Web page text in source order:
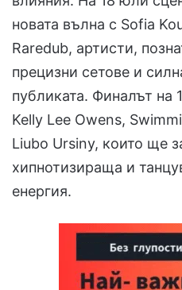
новата вълна с Sofia
Raredub, артисти,
прецизни сетове и
публиката. Финалът на
Kelly Lee Owens,
Liubo Ursiny, които ще
хипнотизираща и
енергия.